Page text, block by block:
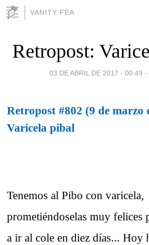
VANITY FEA
Retropost:
03 DE ABRIL DE 2017 - 00:49 -
Retropost #802 (9 de marzo
Varicela pibal
Tenemos al Pibo con varicela,
prometiéndoselas muy felices
a ir al cole en diez días... Hoy